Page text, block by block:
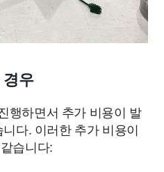
경우
행하면서 추가 비용이 발
다. 이러한 추가 비용이
습니다: